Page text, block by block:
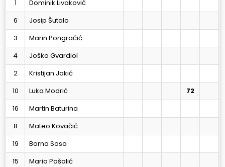
1
Dominik Livaković
6
Josip Šutalo
3
Marin Pongračić
4
Joško Gvardiol
2
Kristijan Jakić
10
Luka Modrić 72
16
Martin Baturina
8
Mateo Kovačić
19
Borna Sosa
15
Mario Pašalić